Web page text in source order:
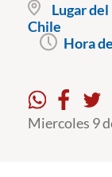
Admisión
Pregrado
Formación
Lugar
Chile
Hora
Miercoles 9